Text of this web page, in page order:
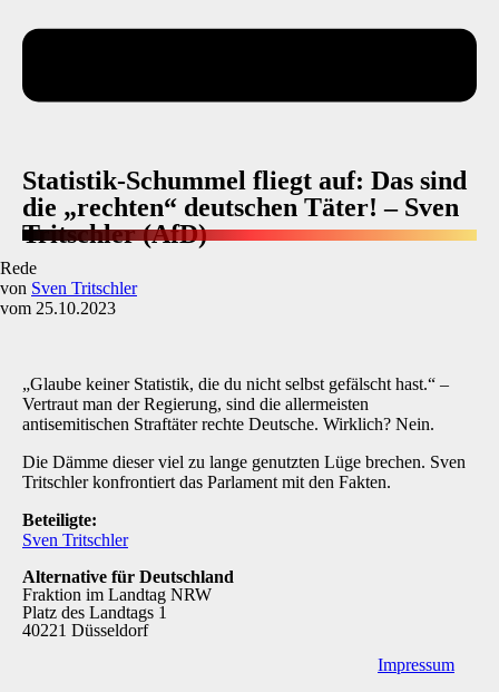
Statistik-Schummel fliegt auf: Das sind
die „rechten“ deutschen Täter! – Sven
Tritschler (AfD)
Rede
von Sven Tritschler
vom 25.10.2023
„Glaube keiner Statistik, die du nicht selbst gefälscht hast.“ –
Vertraut man der Regierung, sind die allermeisten
antisemitischen Straftäter rechte Deutsche. Wirklich? Nein.
Die Dämme dieser viel zu lange genutzten Lüge brechen. Sven
Tritschler konfrontiert das Parlament mit den Fakten.
Beteiligte:
Sven Tritschler
Alternative für Deutschland
Fraktion im Landtag NRW
Platz des Landtags 1
40221 Düsseldorf
Impressum